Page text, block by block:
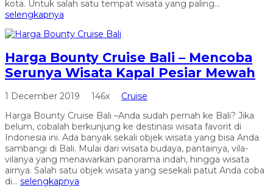
kota. Untuk salah satu tempat wisata yang paling...
selengkapnya
Harga Bounty Cruise Bali – Mencoba
Serunya Wisata Kapal Pesiar Mewah
1 December 2019 146x
Cruise
Harga Bounty Cruise Bali –Anda sudah pernah ke Bali? Jika
belum, cobalah berkunjung ke destinasi wisata favorit di
Indonesia ini. Ada banyak sekali objek wisata yang bisa Anda
sambangi di Bali. Mulai dari wisata budaya, pantainya, vila-
vilanya yang menawarkan panorama indah, hingga wisata
airnya. Salah satu objek wisata yang sesekali patut Anda coba
di... selengkapnya